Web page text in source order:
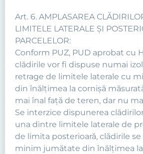
Art. 6. AMPLASAREA
LIMITELE LATERALE ŞI
PARCELELOR:
Conform PUZ, PUD aprobat cu
clădirile vor fi dispuse numai
retrage de limitele laterale cu
din înălţimea la cornişă
mai înal faţă de teren, dar nu
Se interzice dispunerea
una dintre limitele laterale de
de limita posterioară, clădirile
minim jumătate din înălţimea